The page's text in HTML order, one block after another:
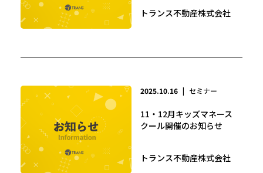
トランス不動産株式会社
2025.10.16 | セミナー
11・12月キッズマネース
クール開催のお知らせ
トランス不動産株式会社